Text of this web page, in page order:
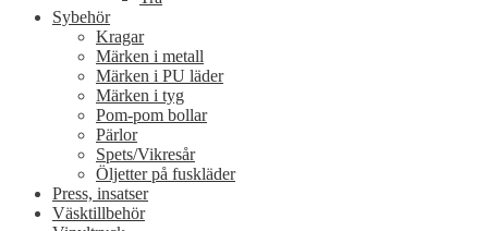
Sybehör
Kragar
Märken i metall
Märken i PU läder
Märken i tyg
Pom-pom bollar
Pärlor
Spets/Vikresår
Öljetter på fuskläder
Press, insatser
Väsktillbehör